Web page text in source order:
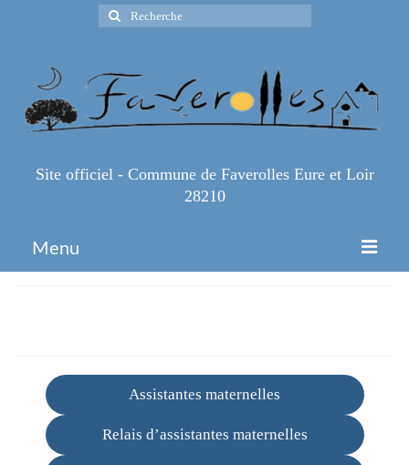
Rechercher
:
Site officiel - Commune de Faverolles Eure et Loir
28210
Menu
Infos Pratiques
Contact et horaires
Assistantes maternelles
Relais d’assistantes maternelles